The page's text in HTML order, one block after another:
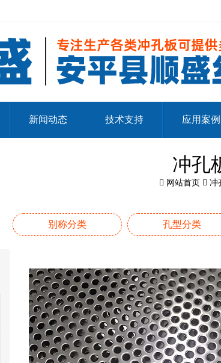
新闻动态 技术支持 应用案例
冲孔
网站首页 冲
别称分类 孔型分类